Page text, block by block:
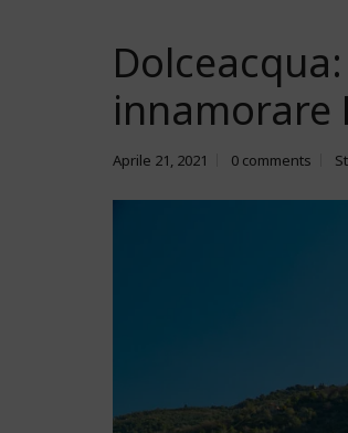
innamorare
Aprile 21, 2021 0 comments